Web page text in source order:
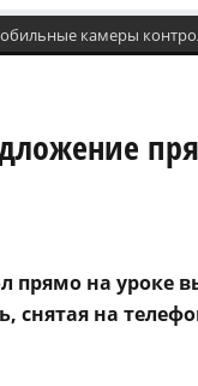
камеры
прямо на уроке
снятая на